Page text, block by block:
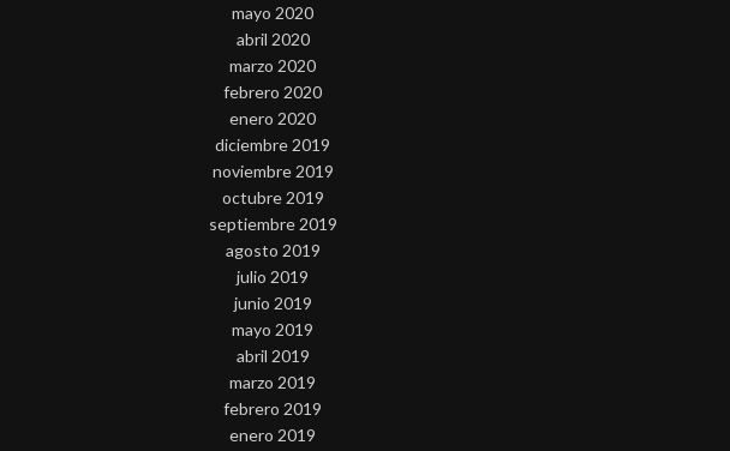
mayo 2020
abril 2020
marzo 2020
febrero 2020
enero 2020
diciembre 2019
noviembre 2019
octubre 2019
septiembre 2019
agosto 2019
julio 2019
junio 2019
mayo 2019
abril 2019
marzo 2019
febrero 2019
enero 2019